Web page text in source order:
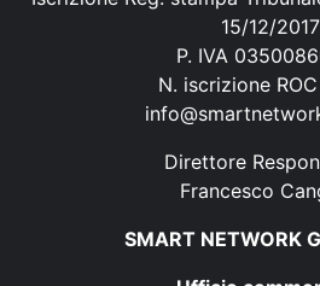
15/12/2017
P. IVA
N. iscrizione
Direttore
Francesco
SMART NETWORK